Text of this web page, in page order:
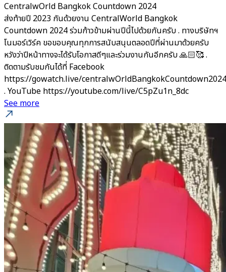
CentralwOrld Bangkok Countdown 2024
ส่งท้ายปี 2023 กันด้วยงาน CentralWorld Bangkok
Countdown 2024 ร่วมก้าวข้ามผ่านปีนี้ไปด้วยกันครับ . ทางบริษัทฯ
โนมอร์เวิร์ค ขอขอบคุณทุกการสนับสนุนตลอดปีที่ผ่านมาด้วยครับ
หวังว่าปีหน้าทางจะได้รับโอกาสดีๆและร่วมงานกันอีกครับ 🙏🏻🥰 .
ติดตามรับชมกันได้ที่ Facebook
https://gowatch.live/centralwOrldBangkokCountdown2024
. YouTube https://youtube.com/live/C5pZu1n_8dc
See more